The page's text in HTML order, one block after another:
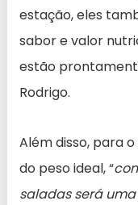
estação, eles
sabor e valor
estão
Rodrigo.
Além disso, para
do peso ideal, “
saladas será